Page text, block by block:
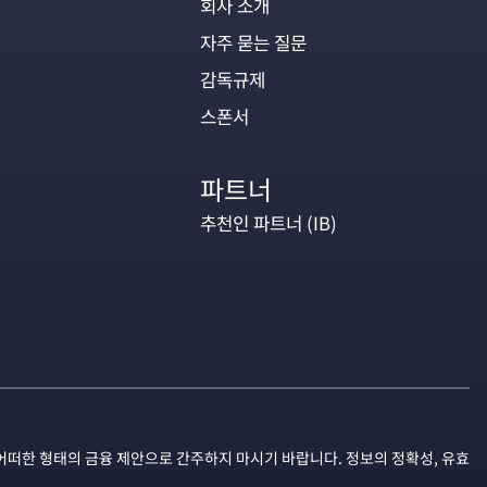
회사 소개
자주 묻는 질문
감독규제
스폰서
파트너
추천인 파트너 (IB)
한 형태의 금융 제안으로 간주하지 마시기 바랍니다. 정보의 정확성, 유효